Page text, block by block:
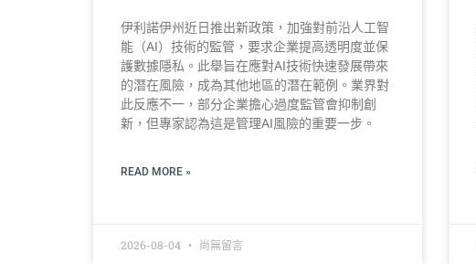
伊利諾伊州近日推出新政策，加強對前沿人工智
能（AI）技術的監管，要求企業提高透明度並保
護數據隱私。此舉旨在應對AI技術快速發展帶來
的潛在風險，成為其他地區的潛在範例。業界對
此反應不一，部分企業擔心過度監管會抑制創
新，但專家認為這是管理AI風險的重要一步。
READ MORE »
2026-08-04 尚無留言